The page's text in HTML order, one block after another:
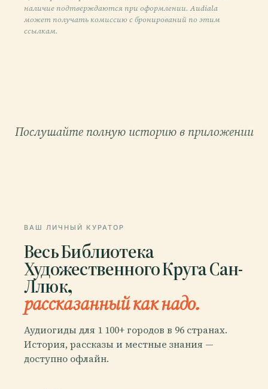
наличие подтверждаются при оформлении. Audiala
может получать комиссию с бронирований по этим
ссылкам.
Послушайте полную историю в приложении
ВАШ ЛИЧНЫЙ КУРАТОР
Весь Библиотека
Художественного Круга Сан-
Ллюк,
рассказанный как надо.
Аудиогиды для 1 100+ городов в 96 странах.
История, рассказы и местные знания —
доступно офлайн.